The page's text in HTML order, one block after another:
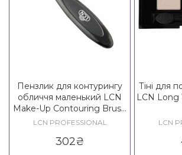
Пензлик для контурингу
обличчя маленький LCN
Make-Up Contouring Brush
Small
LCN PROFESSIONAL
302₴
Тіні для
LCN Long
LCN